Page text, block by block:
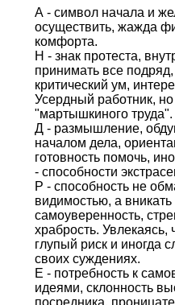
А - символ начала и
осуществить, жажда
комфорта.
Н - знак протеста,
принимать все
критический ум,
Усердный работник,
"мартышкиного труда".
Д - размышление,
началом дела,
готовность помочь,
- способности
Р - способность не
видимостью, а
самоуверенность,
храбрость. Увлекаясь,
глупый риск и иногда
своих суждениях.
Е - потребность к
идеями, склонность
посредника,